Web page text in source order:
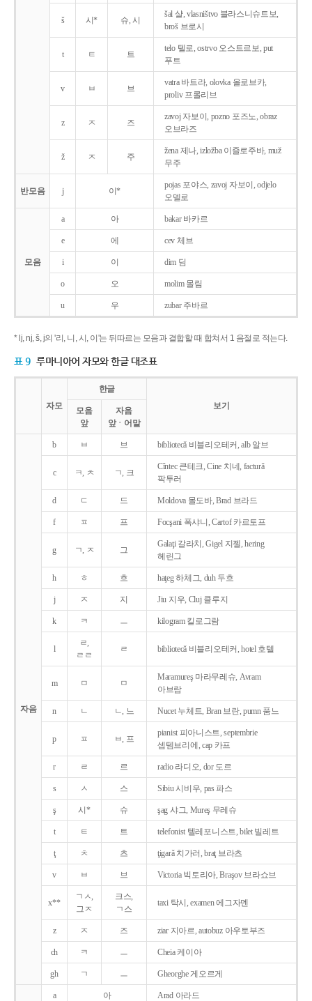
š 시* 슈, 시
šal 샬, vlasništvo 블라스니슈트보,
broš 브로시
t ㅌ 트
telo 텔로, ostrvo 오스트르보, put
푸트
v ㅂ 브
vatra 바트라, olovka 올로브카,
proliv 프롤리브
z ㅈ 즈
zavoj 자보이, pozno 포즈노, obraz
오브라즈
ž ㅈ 주
žena 제나, izložba 이즐로주바, muž
무주
반모음 j 이*
pojas 포야스, zavoj 자보이, odjelo
오델로
모음
a 아 bakar 바카르
e 에 cev 체브
i 이 dim 딤
o 오 molim 몰림
u 우 zubar 주바르
* lj, nj, š, j의 '리, 니, 시, 이'는 뒤따르는 모음과 결합할 때 합쳐서 1 음절로 적는다.
표 9 루마니아어 자모와 한글 대조표
자모
한글
보기
모음
앞
자음
앞ㆍ어말
자음
b ㅂ 브 bibliotecǎ 비블리오테커, alb 알브
c ㅋ, ㅊ ㄱ, 크
Cîntec 큰테크, Cine 치네, facturǎ
팍투러
d ㄷ 드 Moldova 몰도바, Brad 브라드
f ㅍ 프 Focşani 폭샤니, Cartof 카르토프
g ㄱ, ㅈ 그
Galaţi 갈라치, Gigel 지젤, hering
헤린그
h ㅎ 흐 haţeg 하체그, duh 두흐
j ㅈ 지 Jiu 지우, Cluj 클루지
k ㅋ ㅡ kilogram 킬로그람
l
ㄹ,
ㄹㄹ
ㄹ bibliotecǎ 비블리오테커, hotel 호텔
m ㅁ ㅁ
Maramureş 마라무레슈, Avram
아브람
n ㄴ ㄴ, 느 Nucet 누체트, Bran 브란, pumn 품느
p ㅍ ㅂ, 프
pianist 피아니스트, septembrie
셉템브리에, cap 카프
r ㄹ 르 radio 라디오, dor 도르
s ㅅ 스 Sibiu 시비우, pas 파스
ş 시* 슈 şag 샤그, Mureş 무레슈
t ㅌ 트 telefonist 텔레포니스트, bilet 빌레트
ţ ㅊ 츠 ţigarǎ 치가러, braţ 브라츠
v ㅂ 브 Victoria 빅토리아, Braşov 브라쇼브
x**
ㄱㅅ,
그ㅈ
크스,
ㄱ스
taxi 탁시, examen 에그자멘
z ㅈ 즈 ziar 지아르, autobuz 아우토부즈
ch ㅋ ㅡ Cheia 케이아
gh ㄱ ㅡ Gheorghe 게오르게
a 아 Arad 아라드